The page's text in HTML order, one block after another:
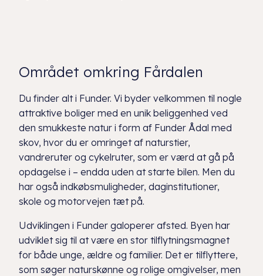
Området omkring Fårdalen
Du finder alt i Funder. Vi byder velkommen til nogle
attraktive boliger med en unik beliggenhed ved
den smukkeste natur i form af Funder Ådal med
skov, hvor du er omringet af naturstier,
vandreruter og cykelruter, som er værd at gå på
opdagelse i – endda uden at starte bilen. Men du
har også indkøbsmuligheder, daginstitutioner,
skole og motorvejen tæt på.
Udviklingen i Funder galoperer afsted. Byen har
udviklet sig til at være en stor tilflytningsmagnet
for både unge, ældre og familier. Det er tilflyttere,
som søger naturskønne og rolige omgivelser, men